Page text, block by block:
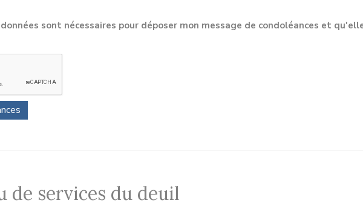
sont nécessaires pour déposer mon message de condoléances et
de services du deuil